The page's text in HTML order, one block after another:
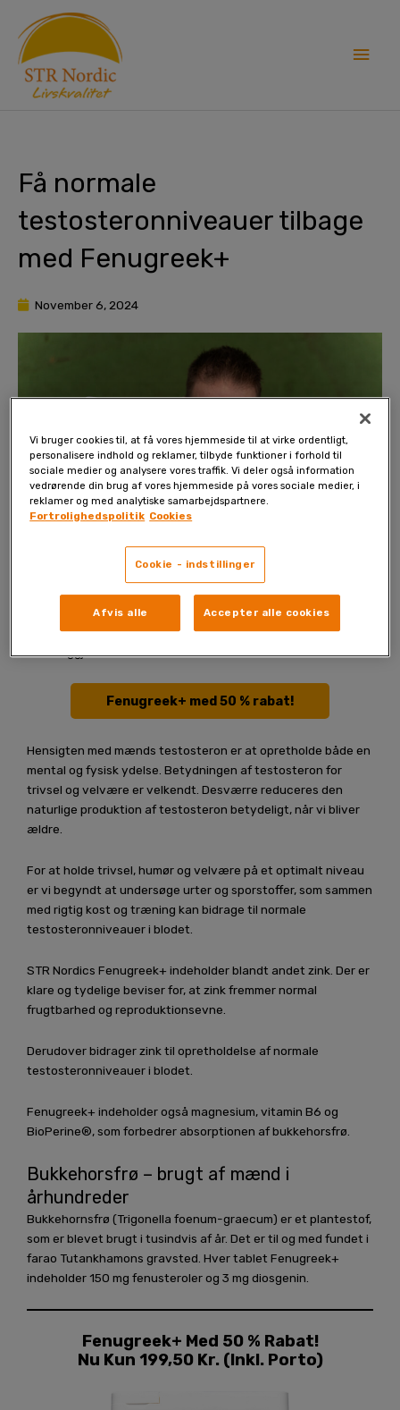
content
Få normale
testosteronniveauer tilbage
med Fenugreek+
November 6, 2024
Magnesium giver optimale D-vitaminværdier og er absolut
nødvendigt for korrekte blodværdier, viser en undersøgelse
offentliggjort i The American Journal of Clinical Nutrition.
Fenugreek+ med 50 % rabat!
Hensigten med mænds testosteron er at opretholde både en
mental og fysisk ydelse. Betydningen af testosteron for
trivsel og velvære er velkendt. Desværre reduceres den
naturlige produktion af testosteron betydeligt, når vi bliver
ældre.
For at holde trivsel, humør og velvære på et optimalt niveau
er vi begyndt at undersøge urter og sporstoffer, som sammen
med rigtig kost og træning kan bidrage til normale
testosteronniveauer i blodet.
STR Nordics Fenugreek+ indeholder blandt andet zink. Der er
klare og tydelige beviser for, at zink fremmer normal
frugtbarhed og reproduktionsevne.
Derudover bidrager zink til opretholdelse af normale
testosteronniveauer i blodet.
Fenugreek+ indeholder også magnesium, vitamin B6 og
BioPerine®, som forbedrer absorptionen af bukkehorsfrø.
Bukkehorsfrø – brugt af mænd i
århundreder
Bukkehornsfrø (Trigonella foenum-graecum) er et plantestof,
som er blevet brugt i tusindvis af år. Det er til og med fundet i
farao Tutankhamons gravsted. Hver tablet Fenugreek+
indeholder 150 mg fenusteroler og 3 mg diosgenin.
Fenugreek+ Med 50 % Rabat!
Nu Kun 199,50 Kr. (inkl. Porto)
Vi bruger cookies til, at få vores hjemmeside til at virke ordentligt,
personalisere indhold og reklamer, tilbyde funktioner i forhold til
sociale medier og analysere vores traffik. Vi deler også information
vedrørende din brug af vores hjemmeside på vores sociale medier, i
reklamer og med analytiske samarbejdspartnere.
Fortrolighedspolitik Cookies
Cookie - indstillinger
Afvis alle Accepter alle cookies